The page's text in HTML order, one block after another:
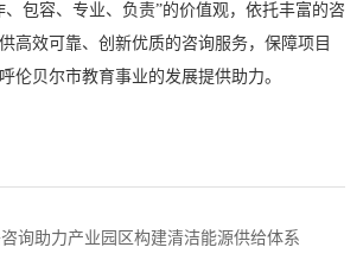
、包容、专业、负责”的价值观，依托丰富的咨
高效可靠、创新优质的咨询服务，保障项目
伦贝尔市教育事业的发展提供助力。
询助力产业园区构建清洁能源供给体系